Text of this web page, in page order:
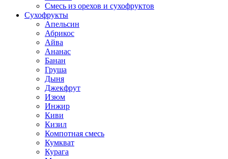
Смесь из орехов и сухофруктов
Сухофрукты
Апельсин
Абрикос
Айва
Ананас
Банан
Груша
Дыня
Джекфрут
Изюм
Инжир
Киви
Кизил
Компотная смесь
Кумкват
Курага